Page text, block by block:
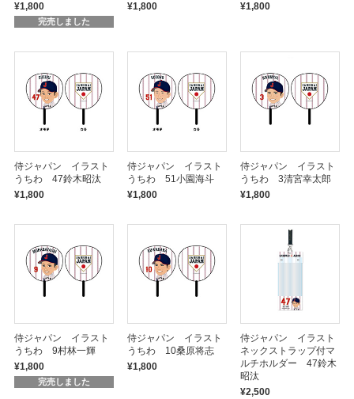
¥1,800
完売しました
¥1,800
¥1,800
侍ジャパン イラスト
うちわ 47鈴木昭汰
¥1,800
侍ジャパン イラスト
うちわ 51小園海斗
¥1,800
侍ジャパン イラスト
うちわ 3清宮幸太郎
¥1,800
侍ジャパン イラスト
うちわ 9村林一輝
¥1,800
完売しました
侍ジャパン イラスト
うちわ 10桑原将志
¥1,800
侍ジャパン イラスト
ネックストラップ付マ
ルチホルダー 47鈴木
昭汰
¥2,500